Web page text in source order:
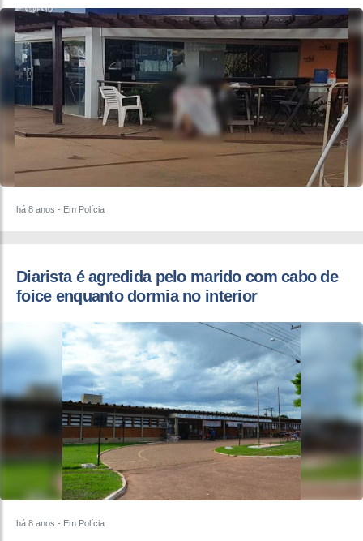
há 8 anos - Em Polícia
Diarista é agredida pelo marido com cabo de
foice enquanto dormia no interior
há 8 anos - Em Polícia